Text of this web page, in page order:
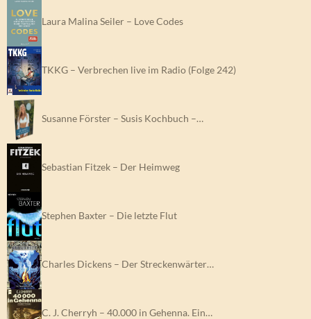
Laura Malina Seiler – Love Codes
TKKG – Verbrechen live im Radio (Folge 242)
Susanne Förster – Susis Kochbuch –…
Sebastian Fitzek – Der Heimweg
Stephen Baxter – Die letzte Flut
Charles Dickens – Der Streckenwärter…
C. J. Cherryh – 40.000 in Gehenna. Ein…